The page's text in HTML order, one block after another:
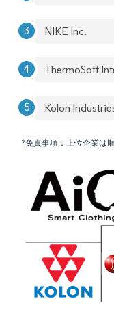
NIKE Inc.
ThermoSoft
Kolon
*免責事項：上位企業は